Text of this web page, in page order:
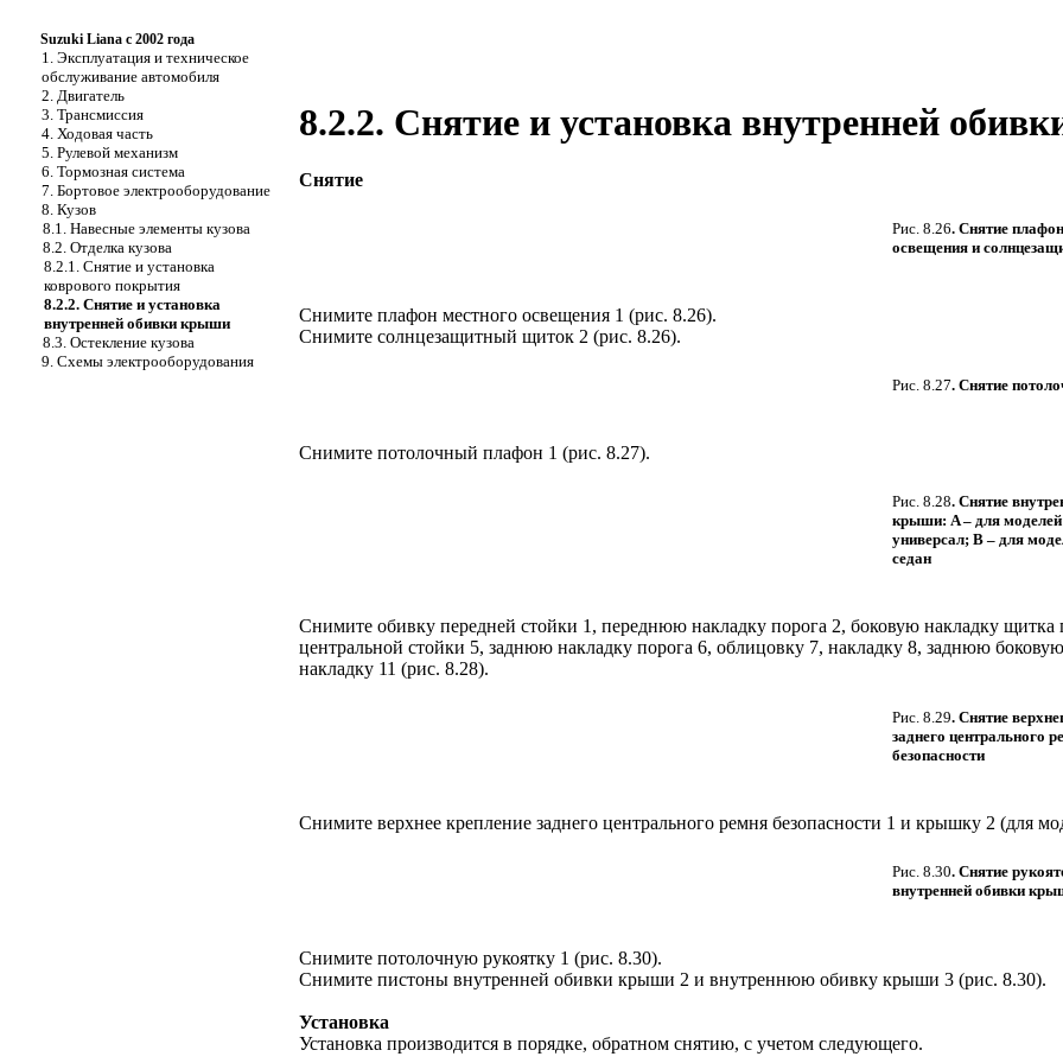
Suzuki Liana с 2002 года
1. Эксплуатация и техническое
обслуживание автомобиля
2. Двигатель
3. Трансмиссия
4. Ходовая часть
5. Рулевой механизм
6. Тормозная система
7. Бортовое электрооборудование
8. Кузов
8.1. Навесные элементы кузова
8.2. Отделка кузова
8.2.1. Снятие и установка
коврового покрытия
8.2.2. Снятие и установка
внутренней обивки крыши
8.3. Остекление кузова
9. Схемы электрооборудования
8.2.2. Снятие и установка внутренней
Снятие
Рис. 8.26. Снятие
освещения и
Снимите плафон местного освещения 1 (рис. 8.26).
Снимите солнцезащитный щиток 2 (рис. 8.26).
Рис. 8.27. Снятие
Снимите потолочный плафон 1 (рис. 8.27).
Рис. 8.28. Снятие
крыши: A – для моделей
универсал; B – для
седан
Снимите обивку передней стойки 1, переднюю накладку порога 2, боковую накладку
центральной стойки 5, заднюю накладку порога 6, облицовку 7, накладку 8, заднюю
накладку 11 (рис. 8.28).
Рис. 8.29. Снятие
заднего центрального
безопасности
Снимите верхнее крепление заднего центрального ремня безопасности 1 и крышку 2 (для
Рис. 8.30. Снятие
внутренней обивки
Снимите потолочную рукоятку 1 (рис. 8.30).
Снимите пистоны внутренней обивки крыши 2 и внутреннюю обивку крыши 3 (рис. 8.30).
Установка
Установка производится в порядке, обратном снятию, с учетом следующего.